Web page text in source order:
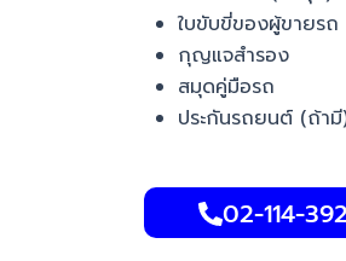
ใบขับขี่ของผู้ขายรถ
กุญแจสำรอง
สมุดคู่มือรถ
ประกันรถยนต์ (ถ้า
02-114-